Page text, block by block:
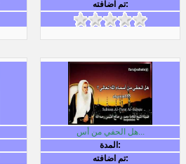
تم اضافته:
هل الحفي من أس...
المدة:
تم اضافته: